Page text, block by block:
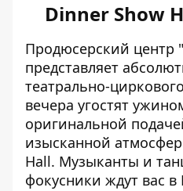
Dinner Show
Продюсерский центр
представляет
театрально-
вечера угостят
оригинальной
изысканной
Hall. Музыканты и
фокусники ждут вас в